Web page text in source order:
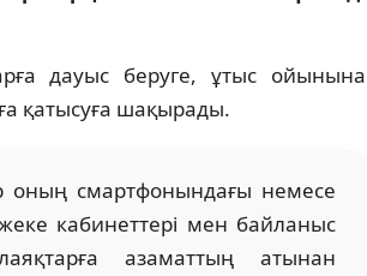
дауыс беруге, ұтыс ойынына
қатысуға шақырады.
оның смартфонындағы немесе
кабинеттері мен байланыс
азаматтың атынан